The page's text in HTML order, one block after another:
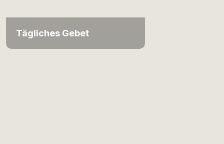
Tägliches Gebet